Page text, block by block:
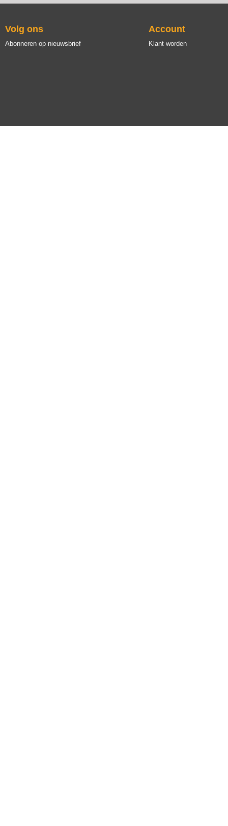
Volg ons
Abonneren op nieuwsbrief
Account
Klant worden